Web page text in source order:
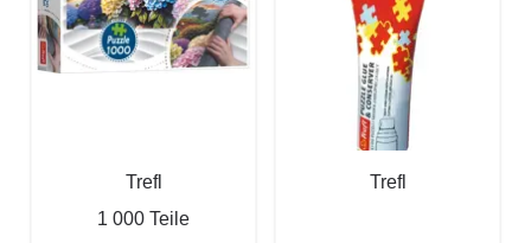
Trefl
1 000 Teile
Trefl